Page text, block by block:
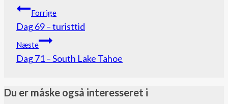
Indlægsnavigation
Forrige
Dag 69 – turisttid
Næste
Dag 71 – South Lake Tahoe
Du er måske også interesseret i